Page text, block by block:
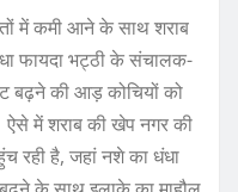
में कमी आने के साथ शराब
फायदा भट्ठी के संचालक-
बढ़ने की आड़ कोचियों को
ऐसे में शराब की खेप नगर की
रही है, जहां नशे का धंधा